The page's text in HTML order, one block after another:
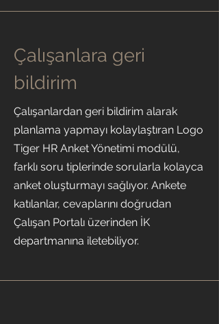
Çalışanlara geri
bildirim
Çalışanlardan geri bildirim alarak
planlama yapmayı kolaylaştıran Logo
Tiger HR Anket Yönetimi modülü,
farklı soru tiplerinde sorularla kolayca
anket oluşturmayı sağlıyor. Ankete
katılanlar, cevaplarını doğrudan
Çalışan Portalı üzerinden İK
departmanına iletebiliyor.